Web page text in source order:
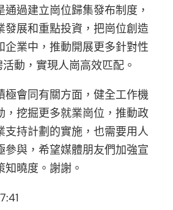
過建立崗位歸集發布制度，
發展和重點投資，把崗位創造
企業中，推動開展更多針對性
動，實現人崗高效匹配。
極會同有關方面，健全工作機
，挖掘更多就業崗位，推動政
支持計劃的實施，也需要用人
參與，希望媒體朋友們加強宣
曉度。謝謝。